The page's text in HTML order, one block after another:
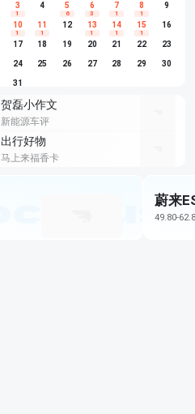
尊界V680 上市
享界G9 预售
别克至境L7 预售
埃安
长城H10
深蓝S05
3
1
4 5
6
6
3
7
1
8
1
9
10
1
11
1
12 13
1
14
1
15
1
16
17 18 19 20 21 22 23
24 25 26 27 28 29 30
31
贺磊小作文
新能源车评
出行好物
马上来福香卡
蔚来
49.80-